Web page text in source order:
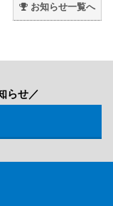
お知らせ一覧へ
らせ／